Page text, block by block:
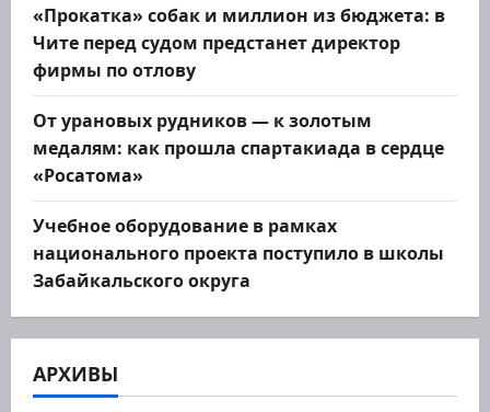
«Прокатка» собак и миллион из бюджета: в
Чите перед судом предстанет директор
фирмы по отлову
От урановых рудников — к золотым
медалям: как прошла спартакиада в сердце
«Росатома»
Учебное оборудование в рамках
национального проекта поступило в школы
Забайкальского округа
АРХИВЫ